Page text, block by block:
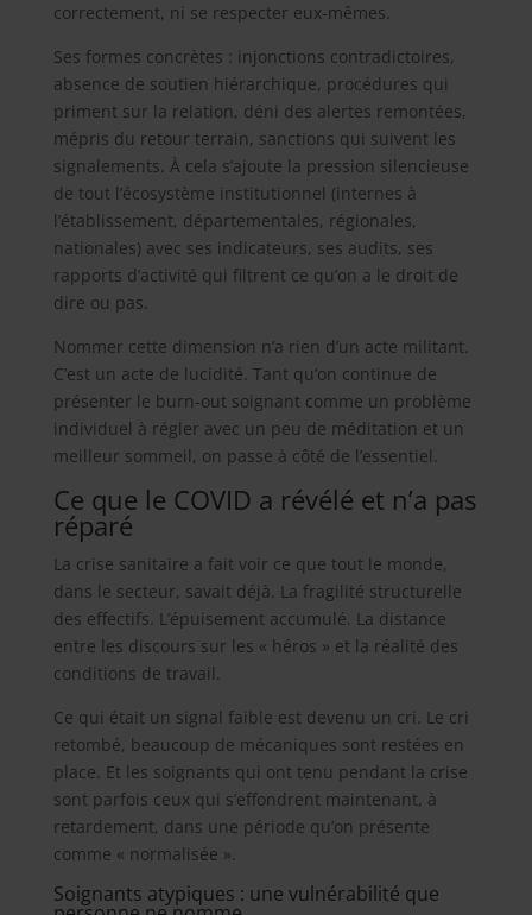
correctement, ni se respecter eux-mêmes.
Ses formes concrètes : injonctions contradictoires,
absence de soutien hiérarchique, procédures qui
priment sur la relation, déni des alertes remontées,
mépris du retour terrain, sanctions qui suivent les
signalements. À cela s’ajoute la pression silencieuse
de tout l’écosystème institutionnel (internes à
l’établissement, départementales, régionales,
nationales) avec ses indicateurs, ses audits, ses
rapports d’activité qui filtrent ce qu’on a le droit de
dire ou pas.
Nommer cette dimension n’a rien d’un acte militant.
C’est un acte de lucidité. Tant qu’on continue de
présenter le burn-out soignant comme un problème
individuel à régler avec un peu de méditation et un
meilleur sommeil, on passe à côté de l’essentiel.
Ce que le COVID a révélé et n’a pas
réparé
La crise sanitaire a fait voir ce que tout le monde,
dans le secteur, savait déjà. La fragilité structurelle
des effectifs. L’épuisement accumulé. La distance
entre les discours sur les « héros » et la réalité des
conditions de travail.
Ce qui était un signal faible est devenu un cri. Le cri
retombé, beaucoup de mécaniques sont restées en
place. Et les soignants qui ont tenu pendant la crise
sont parfois ceux qui s’effondrent maintenant, à
retardement, dans une période qu’on présente
comme « normalisée ».
Soignants atypiques : une vulnérabilité que